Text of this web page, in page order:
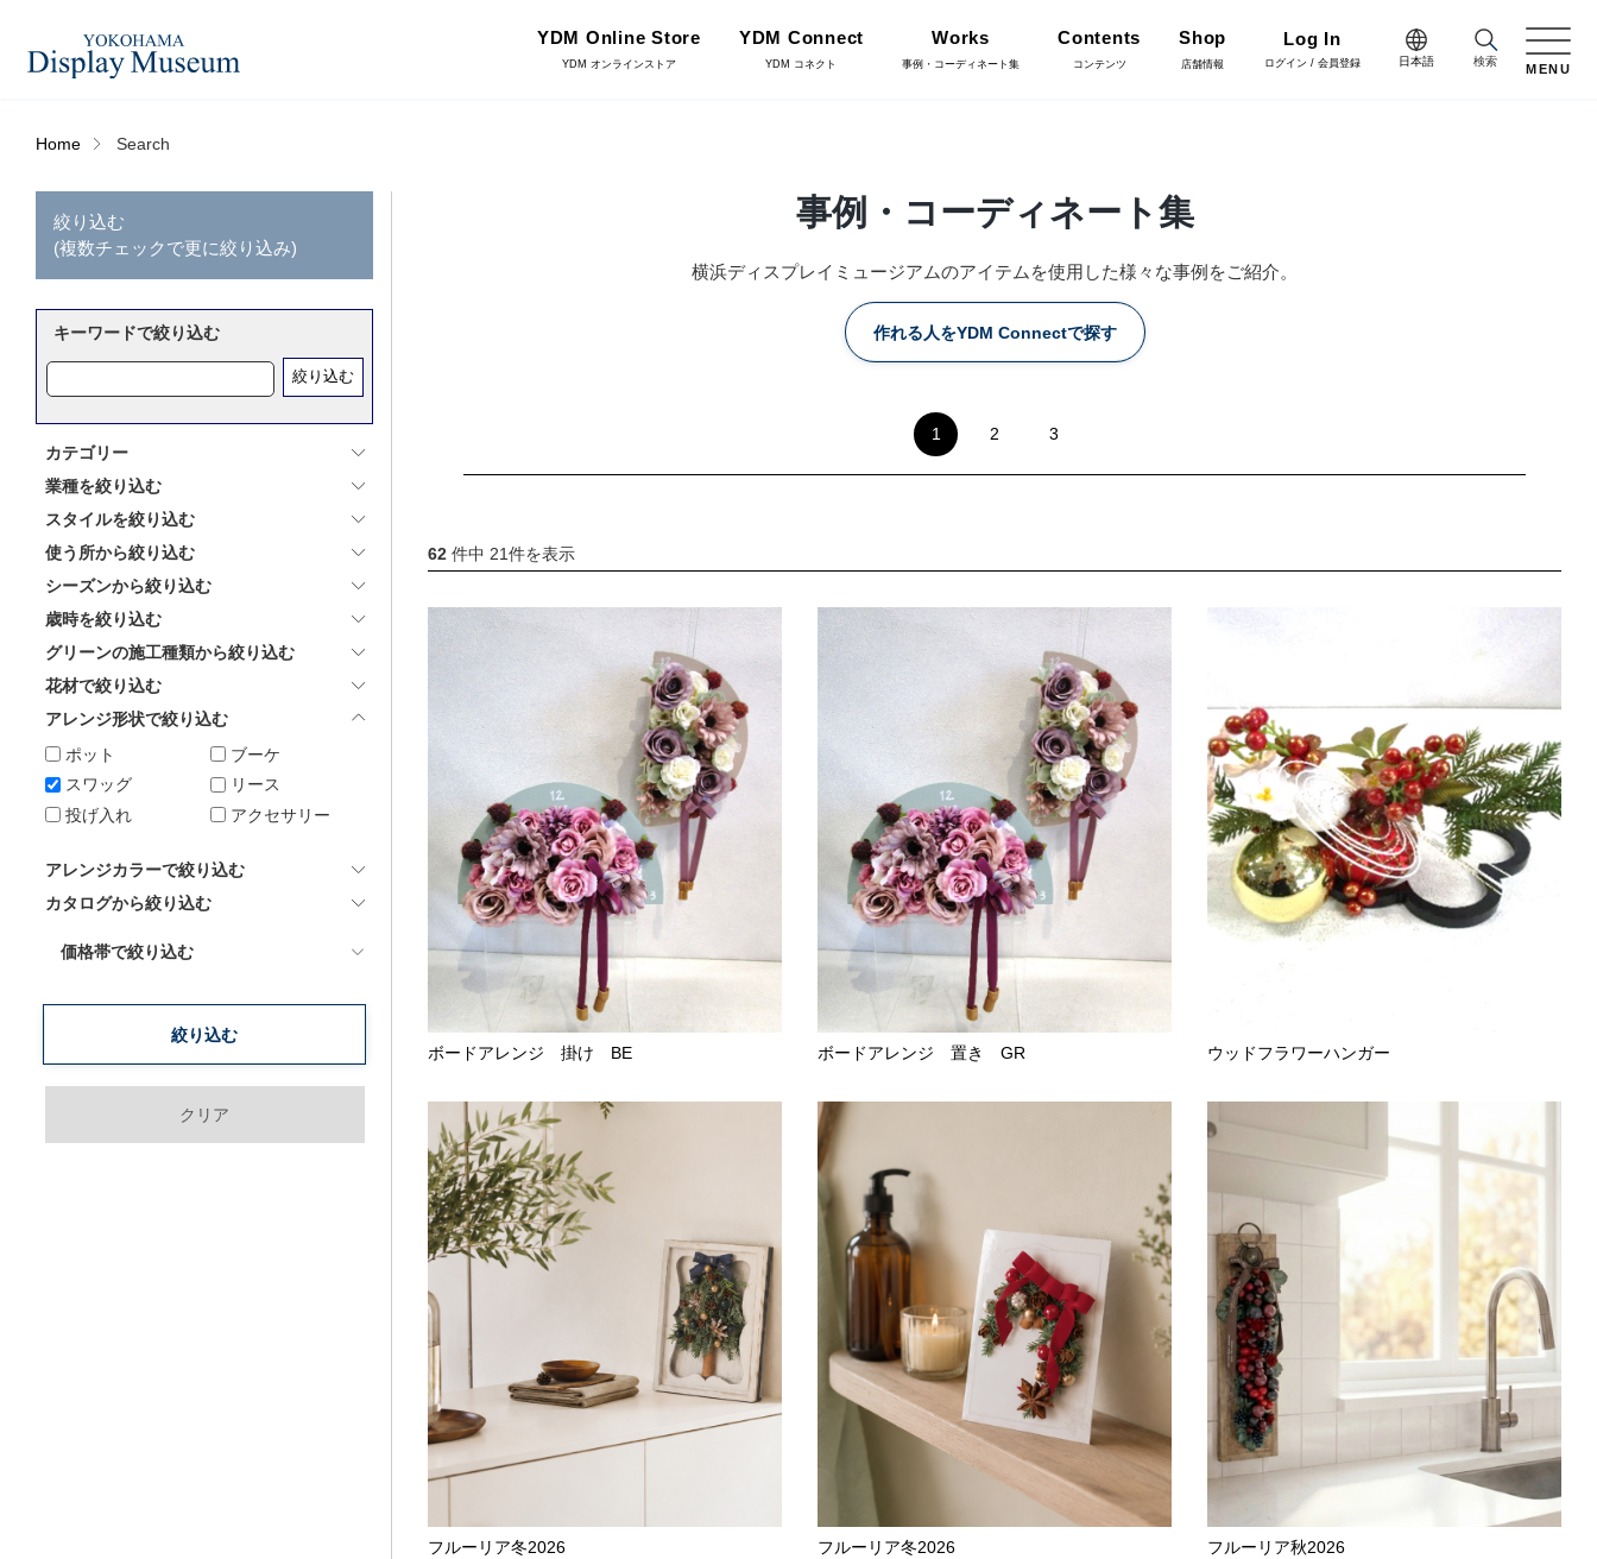
YDM Online Store
YDM オンラインストア
造花（アーティフィシャ
インテリアグリーン（鉢
完成品
ドライフラワー
アウトレットアイテム
YDM Connect
YDM コネクト
Works
事例・コーディネート集
Contents
コンテンツ
コーディネート
Shop
店舗情報
Log In
ログイン / 会員登録 日本語 検索 MENU
ログイン・会員登録
会員登録・取引申請
リンク
JDCA(ディスプレイスクール)
採用情報
OFFICIAL SNS
Home Search
絞り込む
(複数チェックで更に絞り込み)
キーワードで絞り込む
絞り込む
カテゴリー
業種を絞り込む
スタイルを絞り込む
使う所から絞り込む
シーズンから絞り込む
歳時を絞り込む
グリーンの施工種類から絞り込む
花材で絞り込む
アレンジ形状で絞り込む
ポット
ブーケ
スワッグ
リース
投げ入れ
アクセサリー
アレンジカラーで絞り込む
カタログから絞り込む
価格帯で絞り込む
絞り込む
クリア
事例・コーディネート集
横浜ディスプレイミュージアムのアイテムを使用した様々な事例をご紹介。
作れる人をYDM Connectで探す
1 2 3
62 件中 21件を表示
ボードアレンジ 掛け BE ボードアレンジ 置き GR ウッドフラワーハンガー
フルーリア冬2026 フルーリア冬2026 フルーリア秋2026